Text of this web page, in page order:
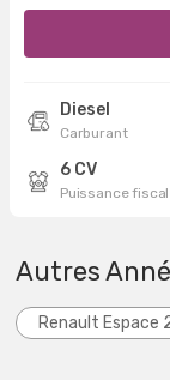
Diesel
Carburant
6 CV
Puissance
Autres
Renault Espace